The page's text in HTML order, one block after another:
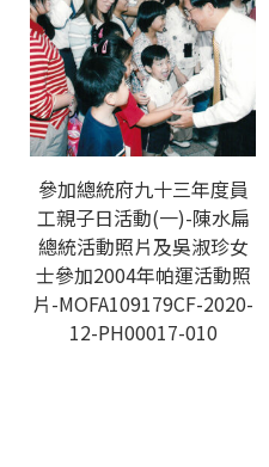
參加總統府九十三年度員
工親子日活動(一)-陳水扁
總統活動照片及吳淑珍女
士參加2004年帕運活動照
片-MOFA109179CF-2020-
12-PH00017-010